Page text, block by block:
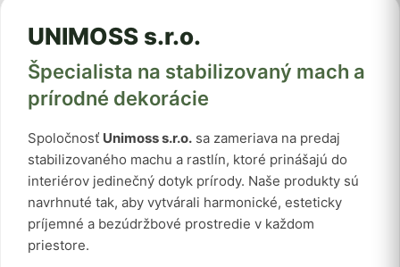
UNIMOSS s.r.o.
Špecialista na stabilizovaný mach a
prírodné dekorácie
Spoločnosť Unimoss s.r.o. sa zameriava na predaj
stabilizovaného machu a rastlín, ktoré prinášajú do
interiérov jedinečný dotyk prírody. Naše produkty sú
navrhnuté tak, aby vytvárali harmonické, esteticky
príjemné a bezúdržbové prostredie v každom
priestore.